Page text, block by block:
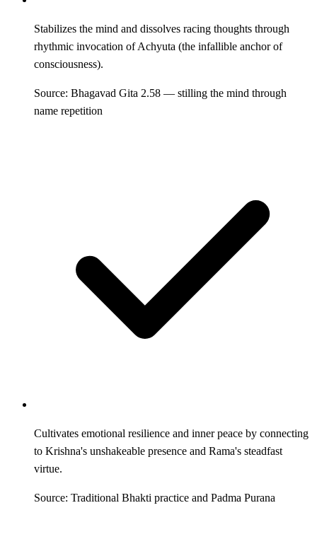
Stabilizes the mind and dissolves racing thoughts through
rhythmic invocation of Achyuta (the infallible anchor of
consciousness).
Source: Bhagavad Gita 2.58 — stilling the mind through
name repetition
Cultivates emotional resilience and inner peace by connecting
to Krishna's unshakeable presence and Rama's steadfast
virtue.
Source: Traditional Bhakti practice and Padma Purana